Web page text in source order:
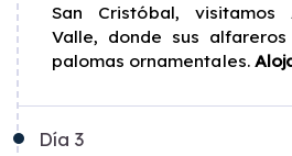
San Cristóbal, visitamos
Valle, donde sus
palomas ornamentales.
Día 3